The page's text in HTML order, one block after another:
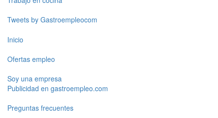
Tweets by Gastroempleocom
Inicio
Ofertas empleo
Soy una empresa
Publicidad en gastroempleo.com
Preguntas frecuentes